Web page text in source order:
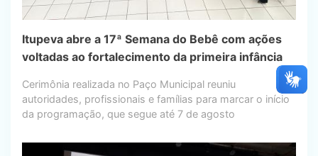
Itupeva abre a 17ª Semana do Bebê com ações
voltadas ao fortalecimento da primeira infância
Cerimônia realizada no Paço Municipal reuniu
autoridades, profissionais e famílias para marcar o início
da programação, que segue até 7 de agosto